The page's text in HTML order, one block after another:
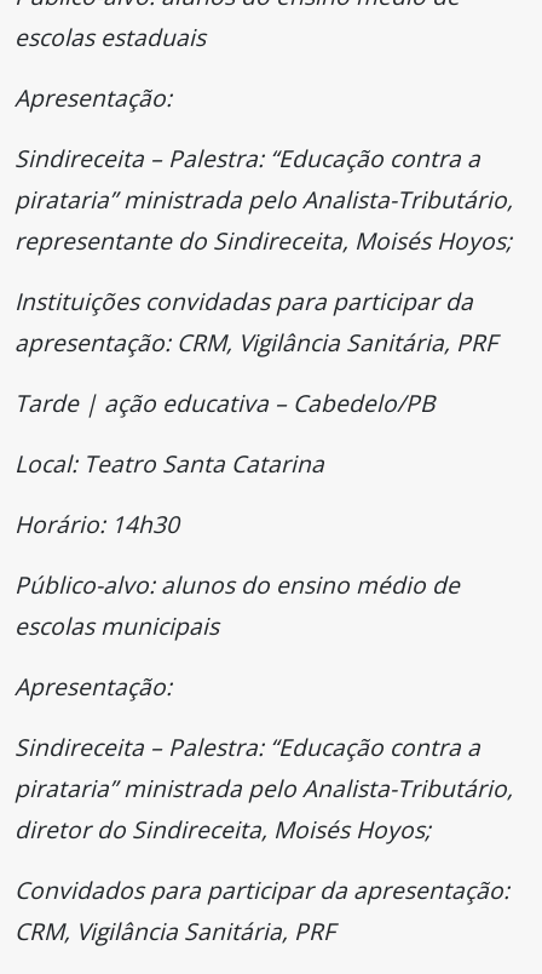
escolas estaduais
Apresentação:
Sindireceita – Palestra: “Educação contra a
pirataria” ministrada pelo Analista-Tributário,
representante do Sindireceita, Moisés Hoyos;
Instituições convidadas para participar da
apresentação: CRM, Vigilância Sanitária, PRF
Tarde | ação educativa – Cabedelo/PB
Local: Teatro Santa Catarina
Horário: 14h30
Público-alvo: alunos do ensino médio de
escolas municipais
Apresentação:
Sindireceita – Palestra: “Educação contra a
pirataria” ministrada pelo Analista-Tributário,
diretor do Sindireceita, Moisés Hoyos;
Convidados para participar da apresentação:
CRM, Vigilância Sanitária, PRF